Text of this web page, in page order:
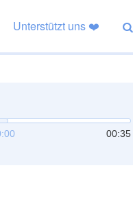
Unterstützt uns ❤️
00:35